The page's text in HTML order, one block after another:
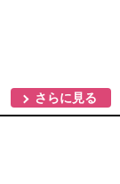
さらに見る